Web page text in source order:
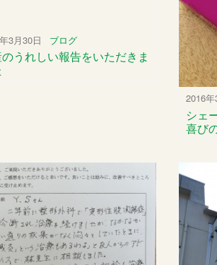
3月30日 ブログ
うれしい報告をいただきま
2016
シェ
喜び